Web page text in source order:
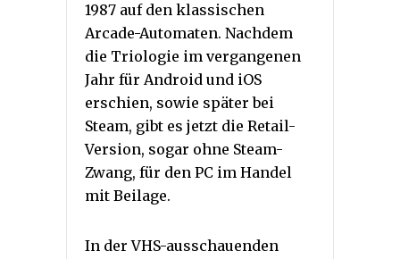
1987 auf den klassischen
Arcade-Automaten. Nachdem
die Triologie im vergangenen
Jahr für Android und iOS
erschien, sowie später bei
Steam, gibt es jetzt die Retail-
Version, sogar ohne Steam-
Zwang, für den PC im Handel
mit Beilage.
In der VHS-ausschauenden